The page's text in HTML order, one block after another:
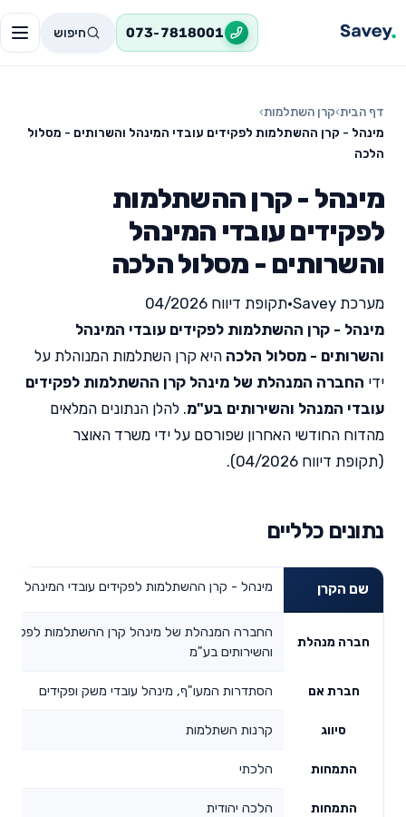
073-7818001 חיפוש
דף הבית›קרן השתלמות›
מינהל - קרן ההשתלמות לפקידים עובדי המינהל והשרותים - מסלול
הלכה
מינהל - קרן ההשתלמות
לפקידים עובדי המינהל
והשרותים - מסלול הלכה
מערכת Savey •תקופת דיווח 04/2026
מינהל - קרן ההשתלמות לפקידים עובדי המינהל
והשרותים - מסלול הלכה היא קרן השתלמות המנוהלת על
ידי החברה המנהלת של מינהל קרן ההשתלמות לפקידים
עובדי המנהל והשירותים בע"מ. להלן הנתונים המלאים
מהדוח החודשי האחרון שפורסם על ידי משרד האוצר
(תקופת דיווח 04/2026).
נתונים כלליים
שם הקרן מינהל - קרן ההשתלמות לפקידים עובדי המינהל
חברה מנהלת
החברה המנהלת של מינהל קרן ההשתלמות
והשירותים בע"מ
חברת אם הסתדרות המעו"ף, מינהל עובדי משק ופקידים
סיווג קרנות השתלמות
התמחות הלכתי
התמחות
הלכה יהודית